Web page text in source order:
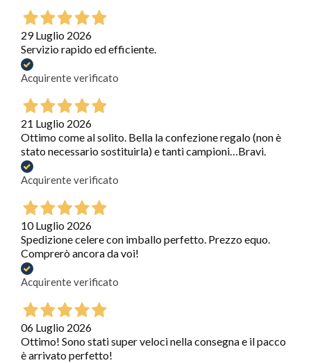
29 Luglio 2026
Servizio rapido ed efficiente.
Acquirente verificato
21 Luglio 2026
Ottimo come al solito. Bella la confezione regalo (non è
stato necessario sostituirla) e tanti campioni…Bravi.
Acquirente verificato
10 Luglio 2026
Spedizione celere con imballo perfetto. Prezzo equo.
Comprerò ancora da voi!
Acquirente verificato
06 Luglio 2026
Ottimo! Sono stati super veloci nella consegna e il pacco
è arrivato perfetto!